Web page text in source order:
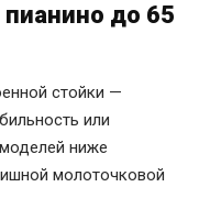
до 65
стойки —
или
ниже
молоточковой